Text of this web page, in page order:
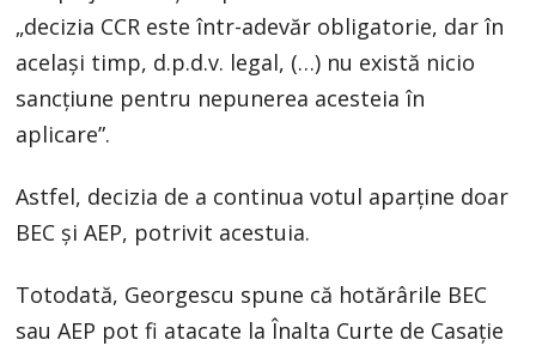
„decizia CCR este într-adevăr obligatorie, dar în
același timp, d.p.d.v. legal, (…) nu există nicio
sancțiune pentru nepunerea acesteia în
aplicare”.
Astfel, decizia de a continua votul aparține doar
BEC și AEP, potrivit acestuia.
Totodată, Georgescu spune că hotărârile BEC
sau AEP pot fi atacate la Înalta Curte de Casație